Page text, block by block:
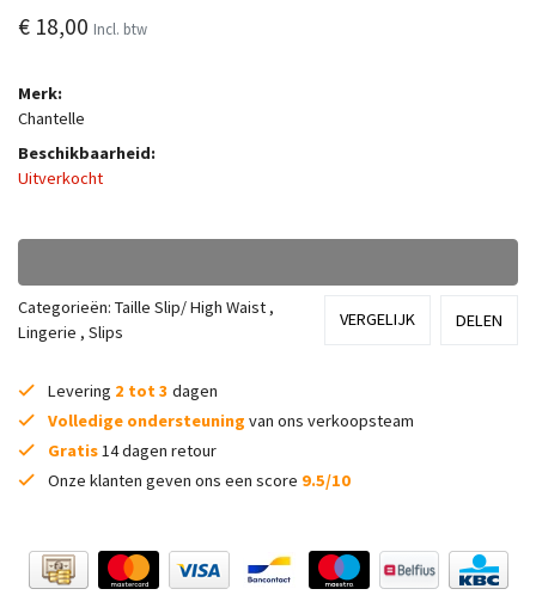
€ 18,00 Incl. btw
Merk:
Chantelle
Beschikbaarheid:
Uitverkocht
Categorieën: Taille Slip/ High Waist ,
Lingerie , Slips
VERGELIJK DELEN
Levering 2 tot 3 dagen
Volledige ondersteuning van ons verkoopsteam
Gratis14 dagen retour
Onze klanten geven ons een score 9.5/10